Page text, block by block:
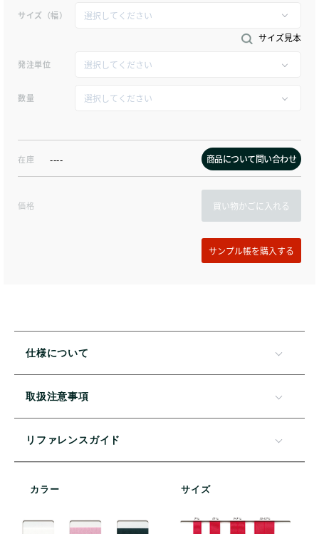
サイズ（幅）
サイズ見本
発注単位
数量
在庫 ---- 商品について問い合わせ
価格 買い物かごに入れる
仕様について
取扱注意事項
リファレンスガイド
カラー サイズ